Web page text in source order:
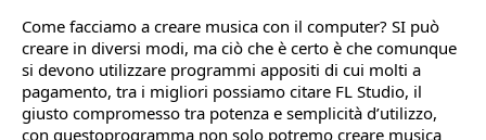
Come facciamo a creare musica con il computer? SI può
creare in diversi modi, ma ciò che è certo è che comunque
si devono utilizzare programmi appositi di cui molti a
pagamento, tra i migliori possiamo citare FL Studio, il
giusto compromesso tra potenza e semplicità d’utilizzo,
con questoprogramma non solo potremo creare musica